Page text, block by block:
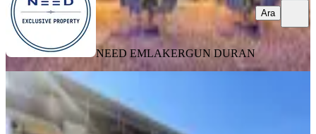
NEED EMLAKERGUN DURAN
Ara
Antalya Kaş Patara Satılık Hotel
Kaş, Gelemiş Mahallesi